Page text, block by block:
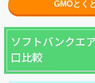
GMOとく
ソフトバンクエ
口比較